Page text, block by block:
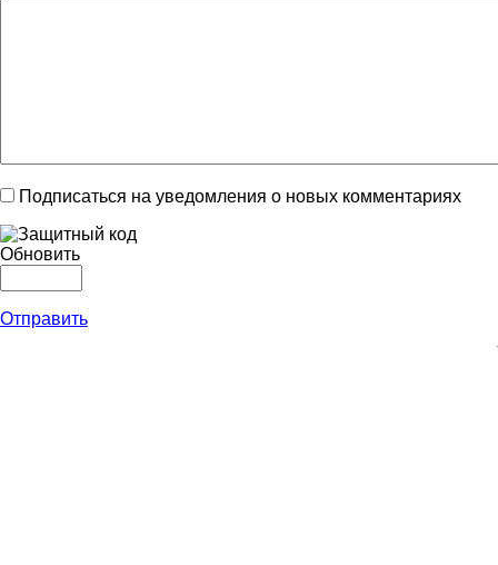
Подписаться на уведомления о новых комментариях
Обновить
Отправить